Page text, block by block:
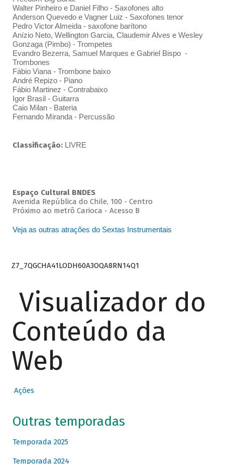
Walter Pinheiro e Daniel Filho - Saxofones alto
Anderson Quevedo e Vagner Luiz - Saxofones tenor
Pedro Victor Almeida - saxofone barítono
Anízio Neto, Wellington Garcia, Claudemir Alves e Wesley
Gonzaga (Pimbo) - Trompetes
Evandro Bezerra, Samuel Marques e Gabriel Bispo -
Trombones
Fábio Viana - Trombone baixo
André Repizo - Piano
Fábio Martinez - Contrabaixo
Igor Brasil - Guitarra
Caio Milan - Bateria
Fernando Miranda - Percussão
Classificação: LIVRE
Espaço Cultural BNDES
Avenida República do Chile, 100 - Centro
Próximo ao metrô Carioca - Acesso B
Veja as outras atrações do Sextas Instrumentais
Z7_7QGCHA41LODH60A3OQA8RN14Q1
Visualizador do
Conteúdo da
Web
Ações
Outras temporadas
Temporada 2025
Temporada 2024